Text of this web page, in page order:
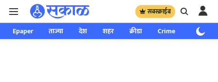
सबस्क्राईब
Epaper ताज्या देश शहर क्रीडा Crime साप्ताहिक